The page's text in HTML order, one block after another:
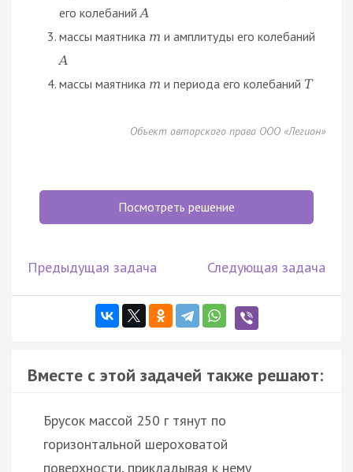
его колебаний A
массы маятника m и амплитуды его колебаний
A
массы маятника m и периода его колебаний T
Объект авторского права ООО «Легион»
Посмотреть решение
Предыдущая задача Следующая задача
Вместе с этой задачей также решают:
Брусок массой 250 г тянут по
горизонтальной шероховатой
поверхности, прикладывая к нему